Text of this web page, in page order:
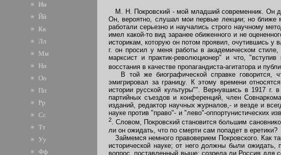
Ии
Йй
Кк
Лл
Мм
Нн
Оо
Пп
Рр
Сс
Тт
Уу
Фф
М. Н. Покровский - мой младший современник. Он
Он, вероятно, слушал мои первые лекции; но ближе
работали серьезно и научались строго научному
имел какой-то вид заранее обиженного и не
историкам, которую он потом проявил, очутившись
г. он просил у меня работы в академическом
марксист и практик-революционер" и что,
восстания в качестве пропагандиста-агитатора и
В той же биографической справке говорится,
эмигрировал за границу. К этому времени
истории русской культуры"". Вернувшись в 1917 г.
партийных съездов и конференций, член
изданий, редактор научных журналов,- и везде и
науке против "право"- и "лево"-оппортунистических
2. Словом, Покровский становится большим
ли он ожидать, что по смерти сам попадет в еретики?
Займемся немного правоверием Покровского. Как
исторической науке; от него должны были
вопрос, поставленный выше: созрела ли Россия для